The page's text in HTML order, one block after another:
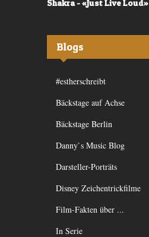
Shakra - «Just Live Loud»
Blogs
#estherschreibt
Bäckstage auf Achse
Bäckstage Berlin
Danny`s Music Blog
Darsteller-Porträts
Disney Zeichentrickfilme
Film-Fakten über ...
In Serie